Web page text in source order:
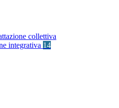
collettiva
integrativa 14